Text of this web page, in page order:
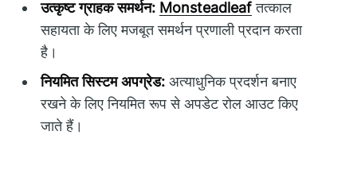
उत्कृष्ट ग्राहक समर्थन: Monsteadleafतत्काल
सहायता के लिए मजबूत समर्थन प्रणाली प्रदान करता
है।
नियमित सिस्टम अपग्रेड: अत्याधुनिक प्रदर्शन बनाए
रखने के लिए नियमित रूप से अपडेट रोल आउट किए
जाते हैं।